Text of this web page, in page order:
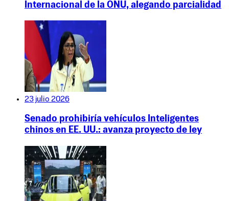
Internacional de la ONU, alegando parcialidad
23 julio 2026
Senado prohibiría vehículos Inteligentes
chinos en EE. UU.: avanza proyecto de ley